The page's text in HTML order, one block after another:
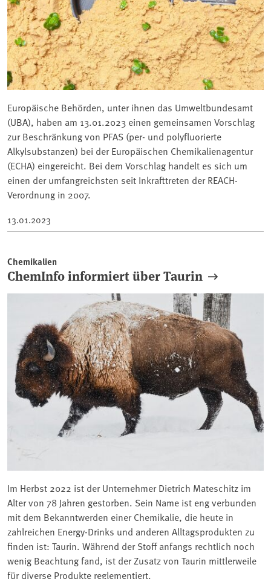
Europäische Behörden, unter ihnen das Umweltbundesamt
(UBA), haben am 13.01.2023 einen gemeinsamen Vorschlag
zur Beschränkung von PFAS (per- und polyfluorierte
Alkylsubstanzen) bei der Europäischen Chemikalienagentur
(ECHA) eingereicht. Bei dem Vorschlag handelt es sich um
einen der umfangreichsten seit Inkrafttreten der REACH-
Verordnung in 2007.
13.01.2023
Chemikalien
ChemInfo informiert über Taurin
Im Herbst 2022 ist der Unternehmer Dietrich Mateschitz im
Alter von 78 Jahren gestorben. Sein Name ist eng verbunden
mit dem Bekanntwerden einer Chemikalie, die heute in
zahlreichen Energy-Drinks und anderen Alltagsprodukten zu
finden ist: Taurin. Während der Stoff anfangs rechtlich noch
wenig Beachtung fand, ist der Zusatz von Taurin mittlerweile
für diverse Produkte reglementiert.